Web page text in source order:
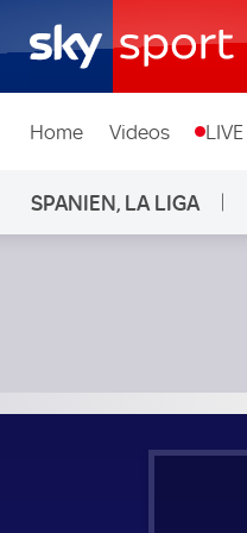
Home Videos LIVE
SPANIEN, LA LIGA